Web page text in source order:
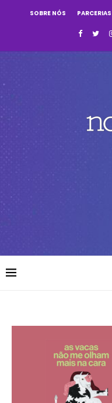
SOBRE NÓS PARCERIAS